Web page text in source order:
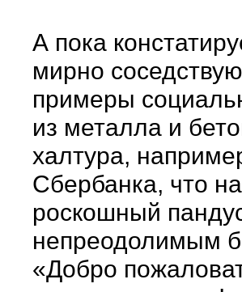
А пока
мирно
примеры
из металла и
халтура,
Сбербанка, что
роскошный
непреодолимым
«Добро